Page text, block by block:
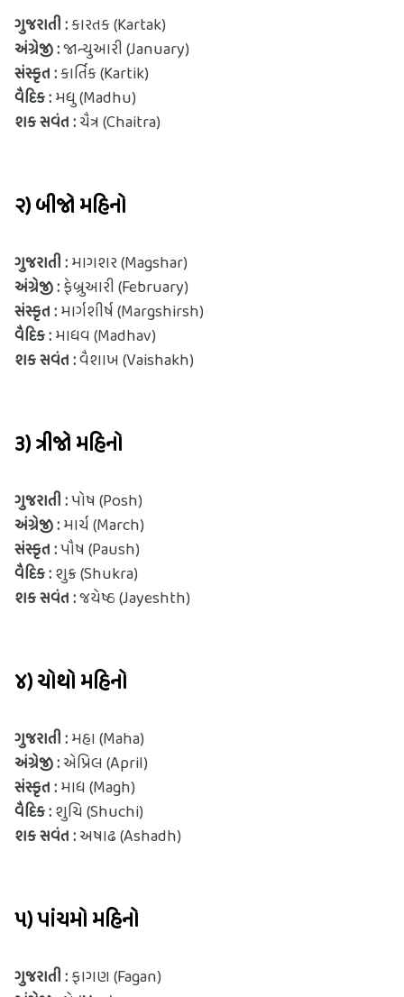
ગુજરાતી : કારતક (Kartak)
અંગ્રેજી : જાન્યુઆરી (January)
સંસ્કૃત : કાર્તિક (Kartik)
વૈદિક : મધુ (Madhu)
શક સવંત : ચૈત્ર (Chaitra)
૨) બીજો મહિનો
ગુજરાતી : માગશર (Magshar)
અંગ્રેજી : ફેબ્રુઆરી (February)
સંસ્કૃત : માર્ગશીર્ષ (Margshirsh)
વૈદિક : માધવ (Madhav)
શક સવંત : વૈશાખ (Vaishakh)
૩) ત્રીજો મહિનો
ગુજરાતી : પોષ (Posh)
અંગ્રેજી : માર્ચ (March)
સંસ્કૃત : પૌષ (Paush)
વૈદિક : શુક્ર (Shukra)
શક સવંત : જયેષ્ઠ (Jayeshth)
૪) ચોથો મહિનો
ગુજરાતી : મહા (Maha)
અંગ્રેજી : એપ્રિલ (April)
સંસ્કૃત : માધ (Magh)
વૈદિક : શુચિ (Shuchi)
શક સવંત : અષાઢ (Ashadh)
૫) પાંચમો મહિનો
ગુજરાતી : ફાગણ (Fagan)